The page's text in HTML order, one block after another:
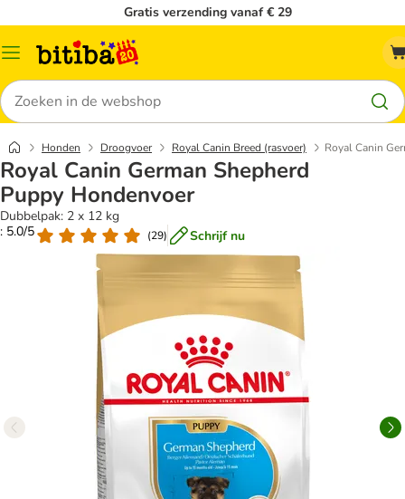
Gratis verzending vanaf € 29
Catalogusmenu
Zoeken
Honden Droogvoer Royal Canin Breed (rasvoer) Royal Canin
Royal Canin German Shepherd
Puppy Hondenvoer
Dubbelpak: 2 x 12 kg
: 5.0/5
(29) Schrijf nu